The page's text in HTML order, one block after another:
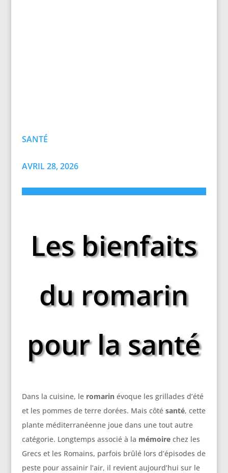
SANTÉ
AVRIL 28, 2026
Les bienfaits
du romarin
pour la santé
Dans la cuisine, le romarinévoque les grillades d’été
et les pommes de terre dorées. Mais côté santé, cette
plante méditerranéenne joue dans une tout autre
catégorie. Longtemps associé à la mémoirechez les
Grecs et les Romains, parfois brûlé lors d’épisodes de
peste pour assainir l’air, il revient aujourd’hui sur le